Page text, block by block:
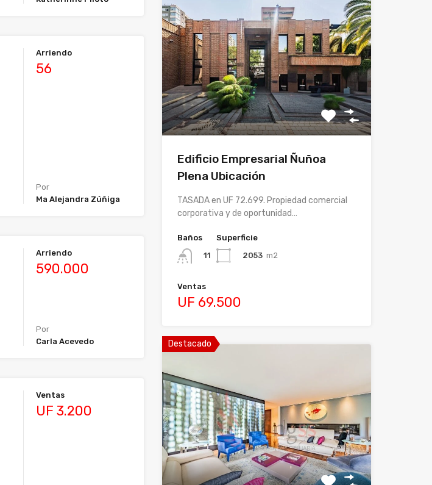
Arriendo
56
Por
Ma Alejandra Zúñiga
Arriendo
590.000
Por
Carla Acevedo
Ventas
UF 3.200
Edificio Empresarial Ñuñoa
Plena Ubicación
TASADA en UF 72.699. Propiedad comercial
corporativa y de oportunidad…
Baños
11
Superficie
2053 m2
Ventas
UF 69.500
Destacado